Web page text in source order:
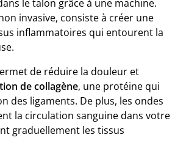
le talon grâce à une machine.
invasive, consiste à créer une
inflammatoires qui entourent la
de réduire la douleur et
de collagène, une protéine qui
des ligaments. De plus, les ondes
la circulation sanguine dans votre
graduellement les tissus